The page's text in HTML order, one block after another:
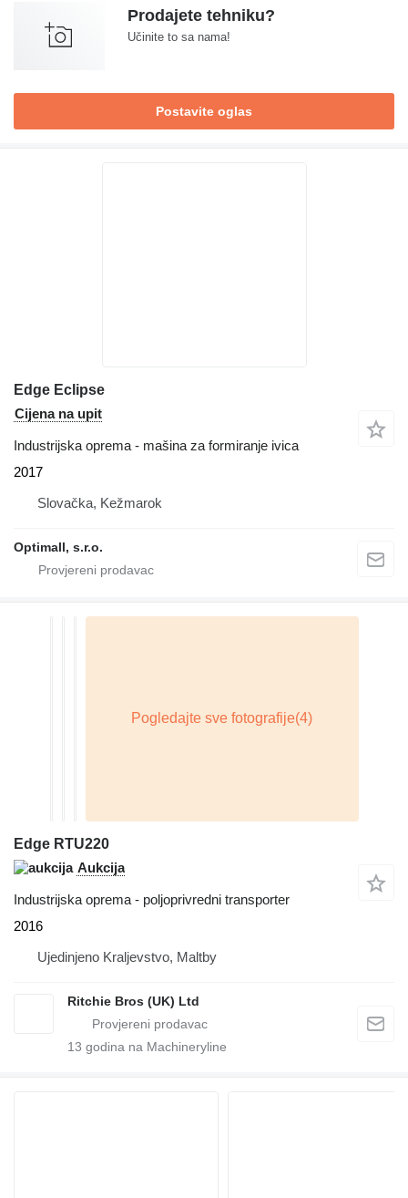
Prodajete tehniku?
Učinite to sa nama!
Postavite oglas
Edge Eclipse
Cijena na upit
Industrijska oprema - mašina za formiranje ivica
2017
Slovačka, Kežmarok
Optimall, s.r.o.
Edge RTU220
Aukcija
Industrijska oprema - poljoprivredni transporter
2016
Ujedinjeno Kraljevstvo, Maltby
Ritchie Bros (UK) Ltd
13 godina na Machineryline